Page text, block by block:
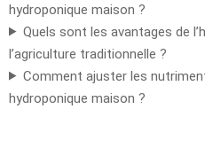
hydroponique maison ?
Quels sont les avantages de
l’agriculture traditionnelle ?
Comment ajuster les
hydroponique maison ?